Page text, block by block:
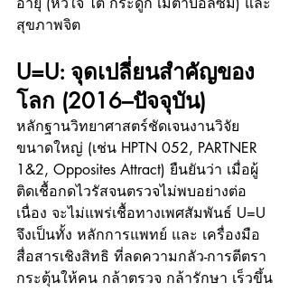
สุขภาพจิต
U=U: จุดเปลี่ยนสำคัญของ
โลก (2016–ปัจจุบัน)
หลักฐานวิทยาศาสตร์ชัดเจนงานวิจัย
ขนาดใหญ่ (เช่น HPTN 052, PARTNER
1&2, Opposites Attract) ยืนยันว่า เมื่อผู้
ติดเชื้อกดไวรัสจนตรวจไม่พบอย่างต่อ
เนื่อง จะไม่แพร่เชื้อทางเพศสัมพันธ์ U=U
จึงเป็นทั้ง หลักการแพทย์ และ เครื่องมือ
สื่อสารเชิงสิทธิ ที่ลดความกลัว-การตีตรา
กระตุ้นให้คน กล้าตรวจ กล้ารักษา เร็วขึ้น